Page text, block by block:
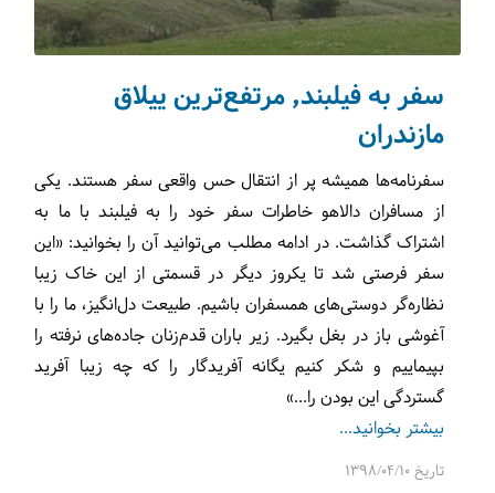
سفر به فیلبند٬ مرتفع‌ترین ییلاق
مازندران
سفرنامه‌ها همیشه پر از انتقال حس واقعی سفر هستند. یکی
از مسافران دالاهو خاطرات سفر خود را به فیلبند با ما به
اشتراک گذاشت. در ادامه مطلب می‌توانید آن را بخوانید: «این
سفر فرصتی شد تا یکروز دیگر در قسمتی از این خاک زیبا
نظاره‌گر دوستی‌های همسفران باشیم. طبیعت دل‌انگیز، ما را با
آغوشی باز در بغل بگیرد. زیر باران قدم‌زنان جاده‌های نرفته را
بپیماییم و شکر کنیم یگانه آفریدگار را که چه زیبا آفرید
گستردگی این بودن را...»
بیشتر بخوانید...
تاریخ 1398/04/10